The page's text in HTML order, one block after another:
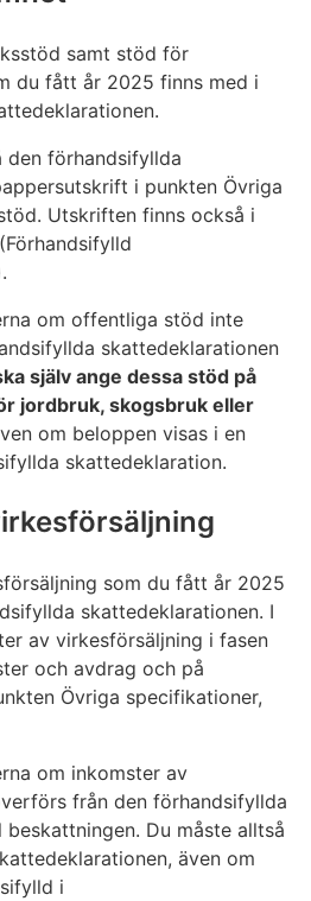
samt stöd för
du fått år 2025 finns med i
den förhandsifyllda
i punkten Övriga
Utskriften finns också i
om offentliga stöd inte
skattedeklarationen
själv ange dessa stöd på
jordbruk, skogsbruk eller
om beloppen visas i en
skattedeklaration.
som du fått år 2025
skattedeklarationen. I
av virkesförsäljning i fasen
och avdrag och på
Övriga specifikationer,
om inkomster av
från den förhandsifyllda
Du måste alltså
även om
i